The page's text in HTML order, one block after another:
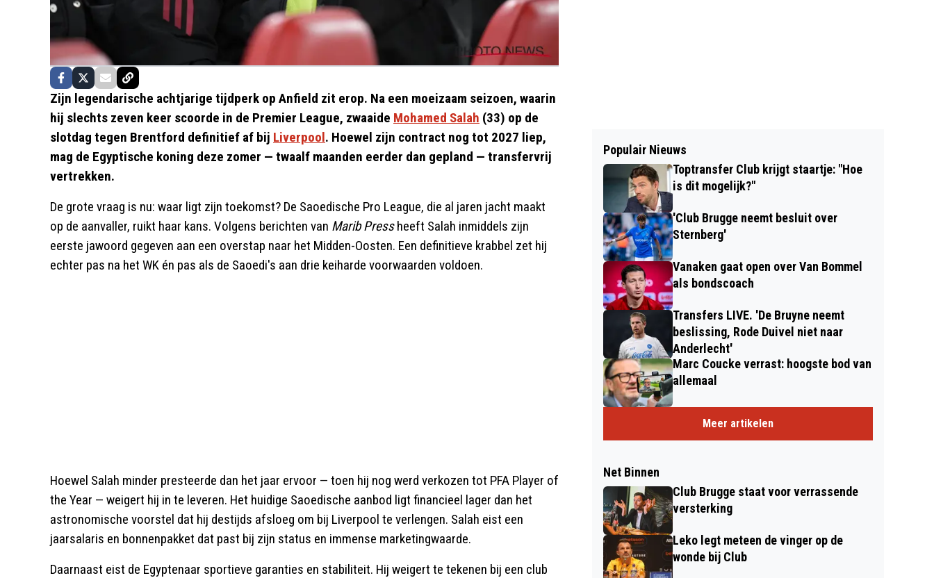
Zijn legendarische achtjarige tijdperk op Anfield zit erop. Na een moeizaam seizoen, waarin
hij slechts zeven keer scoorde in de Premier League, zwaaide Mohamed Salah (33) op de
slotdag tegen Brentford definitief af bij Liverpool. Hoewel zijn contract nog tot 2027 liep,
mag de Egyptische koning deze zomer — twaalf maanden eerder dan gepland — transfervrij
vertrekken.
De grote vraag is nu: waar ligt zijn toekomst? De Saoedische Pro League, die al jaren jacht maakt
op de aanvaller, ruikt haar kans. Volgens berichten van Marib Pressheeft Salah inmiddels zijn
eerste jawoord gegeven aan een overstap naar het Midden-Oosten. Een definitieve krabbel zet hij
echter pas na het WK én pas als de Saoedi's aan drie keiharde voorwaarden voldoen.
Hoewel Salah minder presteerde dan het jaar ervoor — toen hij nog werd verkozen tot PFA Player of
the Year — weigert hij in te leveren. Het huidige Saoedische aanbod ligt financieel lager dan het
astronomische voorstel dat hij destijds afsloeg om bij Liverpool te verlengen. Salah eist een
jaarsalaris en bonnenpakket dat past bij zijn status en immense marketingwaarde.
Daarnaast eist de Egyptenaar sportieve garanties en stabiliteit. Hij weigert te tekenen bij een club
Populair Nieuws
Toptransfer Club krijgt staartje: "Hoe
is dit mogelijk?"
'Club Brugge neemt besluit over
Sternberg'
Vanaken gaat open over Van Bommel
als bondscoach
Transfers LIVE. 'De Bruyne neemt
beslissing, Rode Duivel niet naar
Anderlecht'
Marc Coucke verrast: hoogste bod van
allemaal
Meer artikelen
Net Binnen
Club Brugge staat voor verrassende
versterking
Leko legt meteen de vinger op de
wonde bij Club